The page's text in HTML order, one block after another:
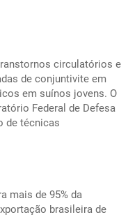
circulatórios e
de conjuntivite em
em suínos jovens. O
Federal de Defesa
de técnicas
mais de 95% da
brasileira de